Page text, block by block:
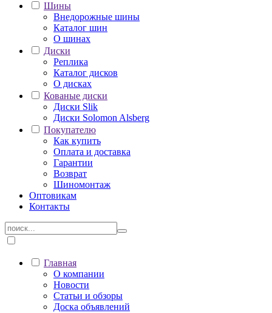
Шины
Внедорожные шины
Каталог шин
О шинах
Диски
Реплика
Каталог дисков
О дисках
Кованые диски
Диски Slik
Диски Solomon Alsberg
Покупателю
Как купить
Оплата и доставка
Гарантии
Возврат
Шиномонтаж
Оптовикам
Контакты
Главная
О компании
Новости
Статьи и обзоры
Доска объявлений